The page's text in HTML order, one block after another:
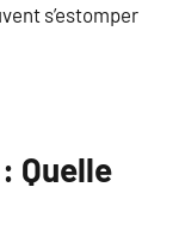
s’estomper
Quelle